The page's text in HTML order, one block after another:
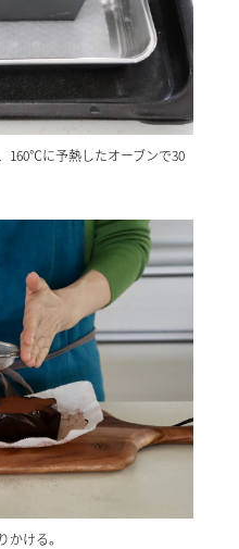
に予熱したオーブンで30
ける。